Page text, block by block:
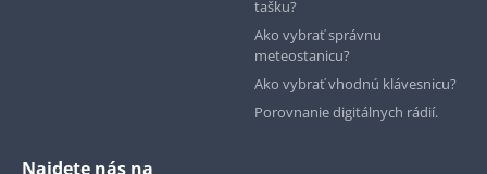
tašku?
Ako vybrať správnu
meteostanicu?
Ako vybrať vhodnú klávesnicu?
Porovnanie digitálnych rádií.
Najdete nás na